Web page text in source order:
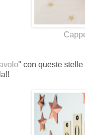
" con queste